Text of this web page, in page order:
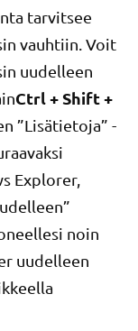
tarvitsee
vauhtiin. Voit
uudelleen
Ctrl + Shift +
”Lisätietoja” -
Explorer,
noin
uudelleen